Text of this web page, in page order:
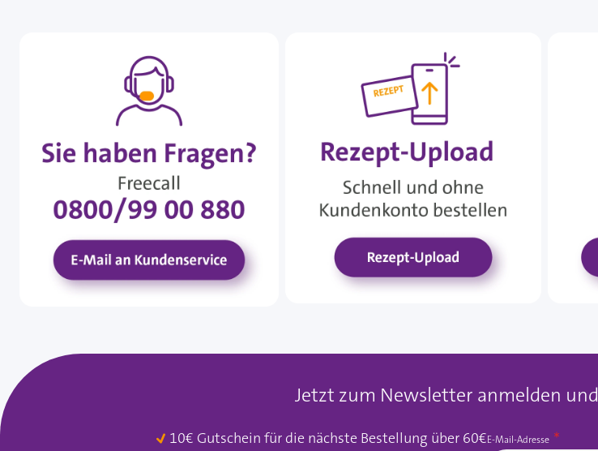
Jetzt zum Newsletter anmelden und
10€ Gutschein für die nächste Bestellung über 60€E-Mail-Adresse